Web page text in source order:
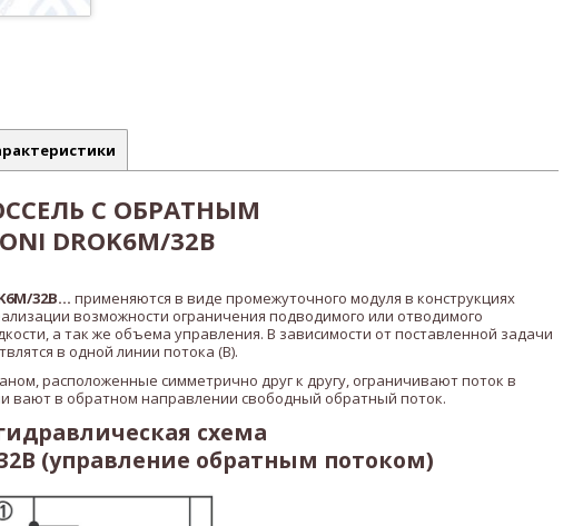
С ОБРАТНЫМ
DROK6M/32B
32B... применяются в виде промежуточного модуля в конструкциях
возможности ограничения подводимого или отводимого
а так же объема управления. В зависимости от поставленной задачи
в одной линии потока (B).
расположенные симметрично друг к другу, ограничивают поток в
вают в обратном направлении свободный обратный поток.
схема
(управление обратным потоком)